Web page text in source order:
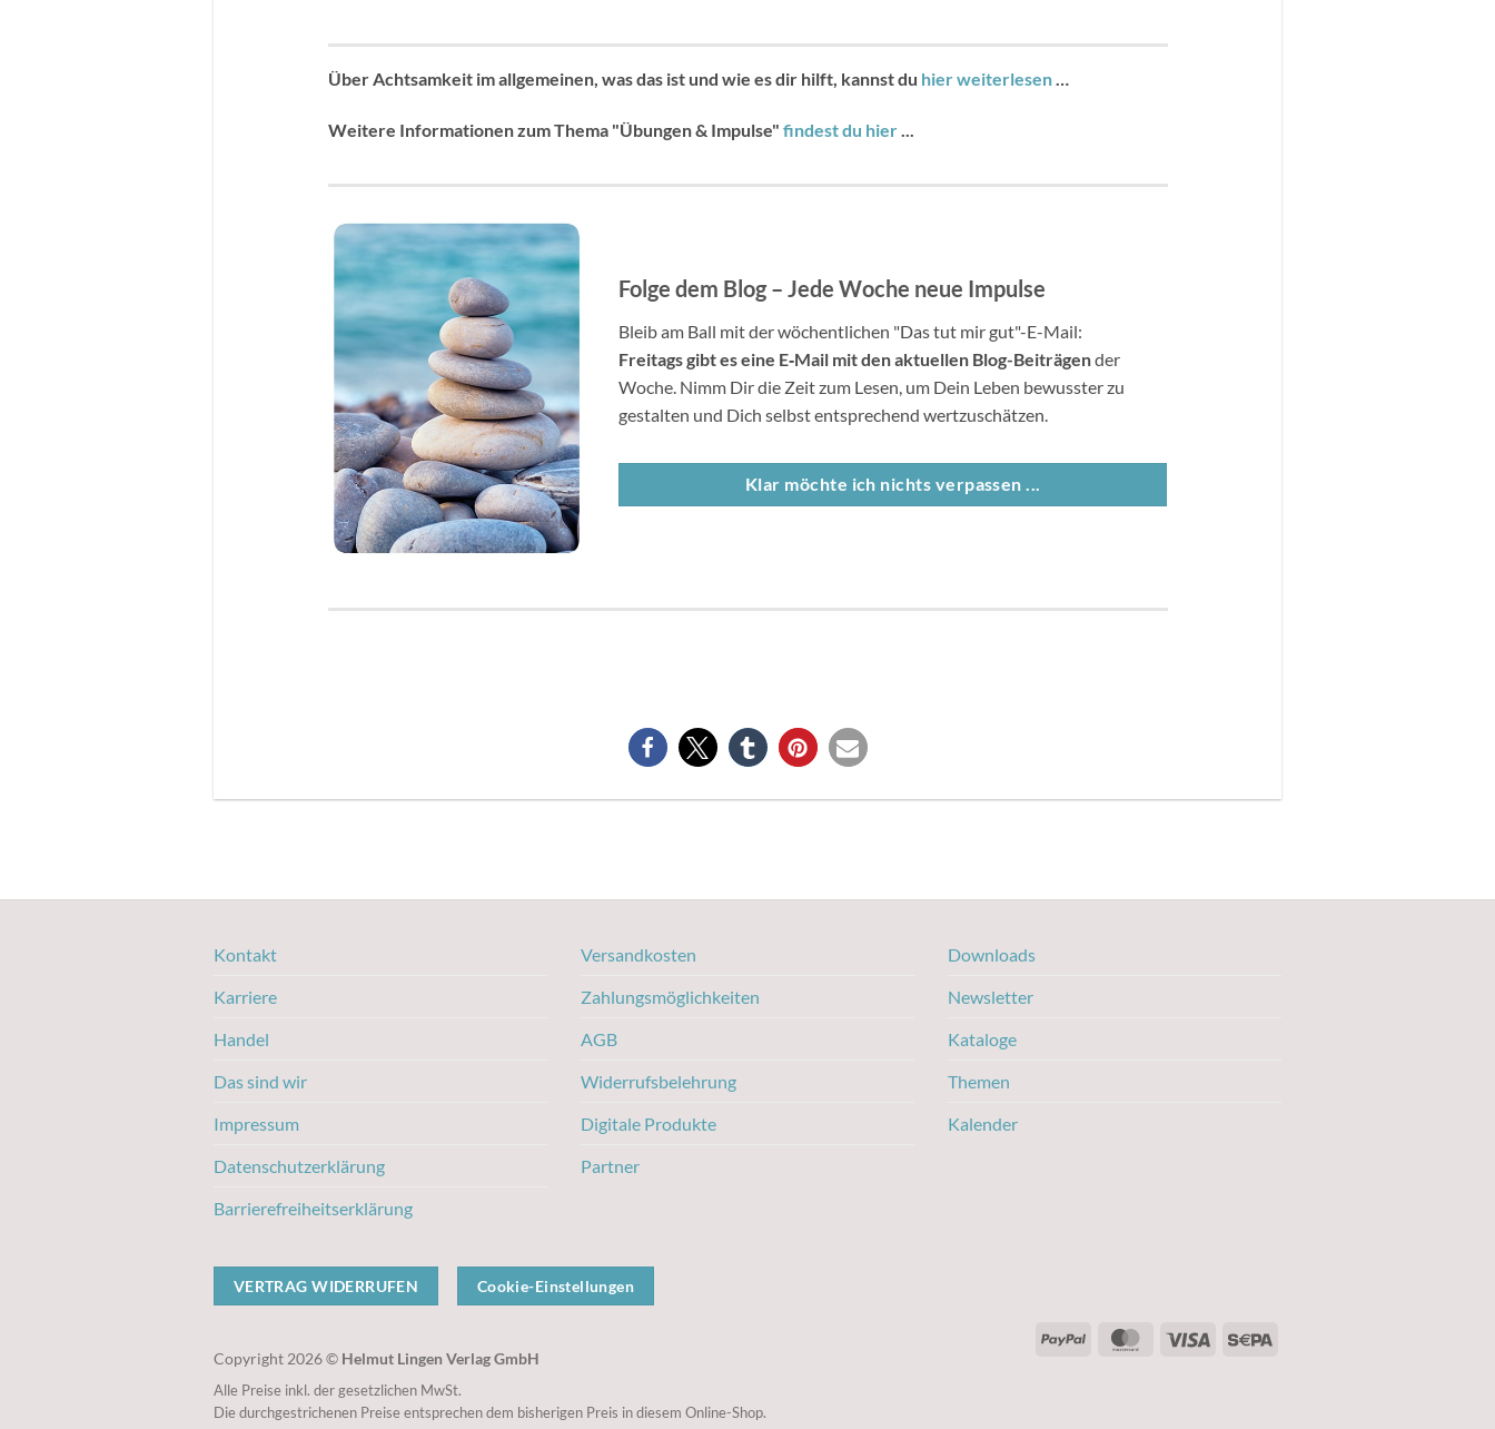
Über Achtsamkeit im allgemeinen, was das ist und wie es dir hilft, kannst du hier weiterlesen…
Weitere Informationen zum Thema "Übungen & Impulse" findest du hier...
Folge dem Blog – Jede Woche neue Impulse
Bleib am Ball mit der wöchentlichen "Das tut mir gut"-E-Mail:
Freitags gibt es eine E‐Mail mit den aktuellen Blog-Beiträgender
Woche. Nimm Dir die Zeit zum Lesen, um Dein Leben bewusster zu
gestalten und Dich selbst entsprechend wertzuschätzen.
Klar möchte ich nichts verpassen ...
Kontakt
Karriere
Handel
Das sind wir
Impressum
Datenschutzerklärung
Barrierefreiheitserklärung
Versandkosten
Zahlungsmöglichkeiten
AGB
Widerrufsbelehrung
Digitale Produkte
Partner
Downloads
Newsletter
Kataloge
Themen
Kalender
PayPal MasterCardVisa
VERTRAG WIDERRUFEN Cookie-Einstellungen
Copyright 2026 © Helmut Lingen Verlag GmbH
Alle Preise inkl. der gesetzlichen MwSt.
Die durchgestrichenen Preise entsprechen dem bisherigen Preis in diesem Online-Shop.